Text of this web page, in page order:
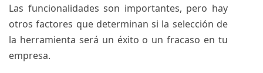
Las funcionalidades son importantes, pero hay
otros factores que determinan si la selección de
la herramienta será un éxito o un fracaso en tu
empresa.